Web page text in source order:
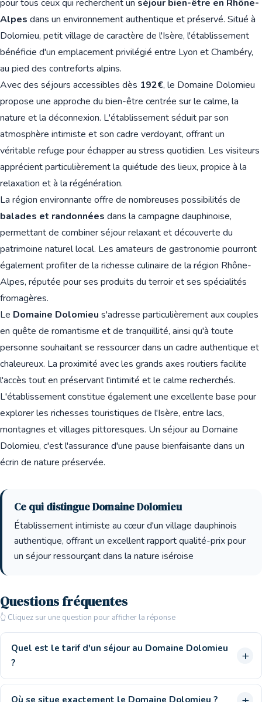
pour tous ceux qui recherchent un séjour bien-être en Rhône-
Alpes dans un environnement authentique et préservé. Situé à
Dolomieu, petit village de caractère de l'Isère, l'établissement
bénéficie d'un emplacement privilégié entre Lyon et Chambéry,
au pied des contreforts alpins.
Avec des séjours accessibles dès 192€, le Domaine Dolomieu
propose une approche du bien-être centrée sur le calme, la
nature et la déconnexion. L'établissement séduit par son
atmosphère intimiste et son cadre verdoyant, offrant un
véritable refuge pour échapper au stress quotidien. Les visiteurs
apprécient particulièrement la quiétude des lieux, propice à la
relaxation et à la régénération.
La région environnante offre de nombreuses possibilités de
balades et randonnées dans la campagne dauphinoise,
permettant de combiner séjour relaxant et découverte du
patrimoine naturel local. Les amateurs de gastronomie pourront
également profiter de la richesse culinaire de la région Rhône-
Alpes, réputée pour ses produits du terroir et ses spécialités
fromagères.
Le Domaine Dolomieu s'adresse particulièrement aux couples
en quête de romantisme et de tranquillité, ainsi qu'à toute
personne souhaitant se ressourcer dans un cadre authentique et
chaleureux. La proximité avec les grands axes routiers facilite
l'accès tout en préservant l'intimité et le calme recherchés.
L'établissement constitue également une excellente base pour
explorer les richesses touristiques de l'Isère, entre lacs,
montagnes et villages pittoresques. Un séjour au Domaine
Dolomieu, c'est l'assurance d'une pause bienfaisante dans un
écrin de nature préservée.
Ce qui distingue Domaine Dolomieu
Établissement intimiste au cœur d'un village dauphinois
authentique, offrant un excellent rapport qualité-prix pour
un séjour ressourçant dans la nature iséroise
Questions fréquentes
👆 Cliquez sur une question pour afficher la réponse
Quel est le tarif d'un séjour au Domaine Dolomieu
?
Où se situe exactement le Domaine Dolomieu ?